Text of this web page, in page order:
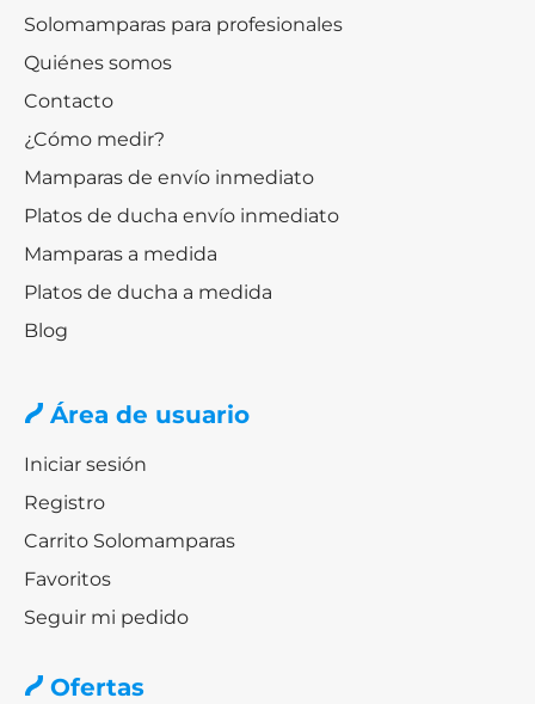
Solomamparas para profesionales
Quiénes somos
Contacto
¿Cómo medir?
Mamparas de envío inmediato
Platos de ducha envío inmediato
Mamparas a medida
Platos de ducha a medida
Blog
Área de usuario
Iniciar sesión
Registro
Carrito Solomamparas
Favoritos
Seguir mi pedido
Ofertas